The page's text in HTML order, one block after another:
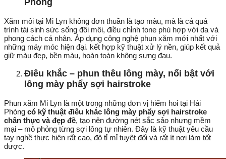
Phòng
Xăm môi tại Mi Lyn không đơn thuần là tạo màu, mà là cả quá
trình tái sinh sức sống đôi môi, điều chỉnh tone phù hợp với da và
phong cách cá nhân. Áp dụng công nghệ phun xăm mới nhất với
những máy móc hiện đại. kết hợp kỹ thuật xử lý nền, giúp kết quả
giữ màu đẹp, bền màu, hoàn toàn không sưng đau.
Điêu khắc – phun thêu lông mày, nổi bật với
lông mày phẩy sợi hairstroke
Phun xăm Mi Lyn là một trong những đơn vị hiếm hoi tại Hải
Phòng có kỹ thuật điêu khắc lông mày phẩy sợi hairstroke
chân thực và đẹp đẽ, tạo nên đường nét sắc sảo nhưng mềm
mại – mô phỏng từng sợi lông tự nhiên. Đây là kỹ thuật yêu cầu
tay nghề thực hiện rất cao, độ tỉ mỉ tuyệt đối và rất ít nơi làm tốt
được.